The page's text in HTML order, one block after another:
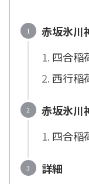
赤坂氷川
四合稲
西行稲
赤坂氷川
四合稲
詳細